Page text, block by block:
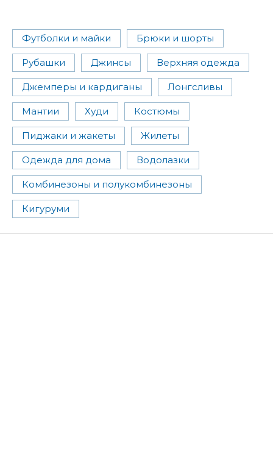
Футболки и майки Брюки и шорты
Рубашки Джинсы Верхняя одежда
Джемперы и кардиганы Лонгсливы
Мантии Худи Костюмы
Пиджаки и жакеты Жилеты
Одежда для дома Водолазки
Комбинезоны и полукомбинезоны
Кигуруми